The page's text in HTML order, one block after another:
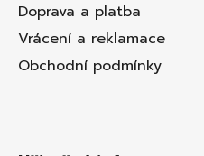
Doprava a platba
Vrácení a reklamace
Obchodní podmínky